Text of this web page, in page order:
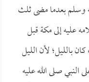
وسلم بعدما مضى ثلث
عليه إلى مكة قبل
بالليل؛ لأن الليل
صلى الله عليه